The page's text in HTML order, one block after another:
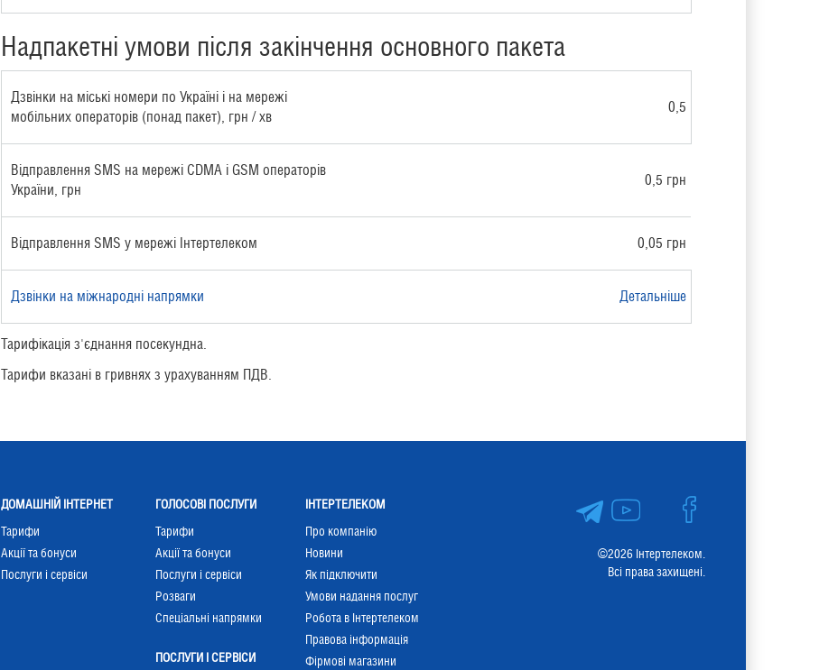
Надпакетні умови після закінчення основного пакета
Дзвінки на міські номери по Україні і на мережі
мобільних операторів (понад пакет), грн / хв
0,5
Відправлення SMS на мережі CDMA і GSM операторів
України, грн
0,5 грн
Відправлення SMS у мережі Інтертелеком 0,05 грн
Дзвінки на міжнародні напрямки Детальніше
Тарифікація з'єднання посекундна.
Тарифи вказані в гривнях з урахуванням ПДВ.
©2026 Інтертелеком.
Всі права захищені.
ДОМАШНІЙ ІНТЕРНЕТ
Тарифи
Акції та бонуси
Послуги і сервіси
ГОЛОСОВІ ПОСЛУГИ
Тарифи
Акції та бонуси
Послуги і сервіси
Розваги
Cпеціальні напрямки
ПОСЛУГИ І СЕРВІСИ
ІНТЕРТЕЛЕКОМ
Про компанію
Новини
Як підключити
Умови надання послуг
Робота в Інтертелеком
Правова інформація
Фірмові магазини